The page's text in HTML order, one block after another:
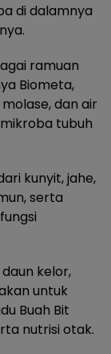
di dalamnya
ramuan
Biometa,
dan air
tubuh
kunyit, jahe,
serta
kelor,
untuk
Buah Bit
nutrisi otak.